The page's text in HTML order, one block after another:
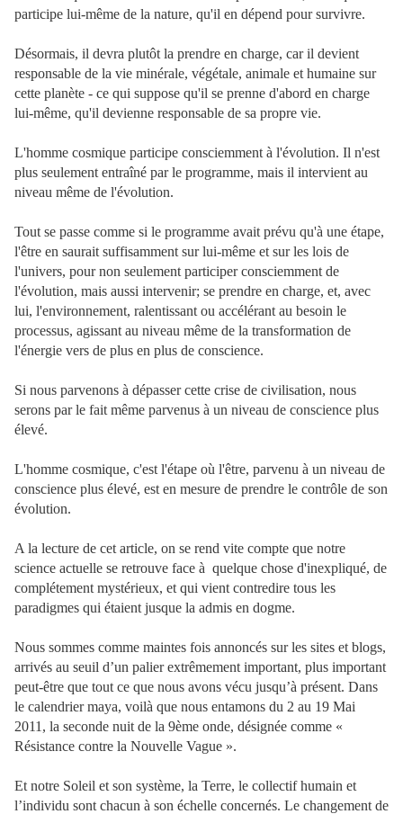
participe lui-même de la nature, qu'il en dépend pour survivre.
Désormais, il devra plutôt la prendre en charge, car il devient
responsable de la vie minérale, végétale, animale et humaine sur
cette planète - ce qui suppose qu'il se prenne d'abord en charge
lui-même, qu'il devienne responsable de sa propre vie.
L'homme cosmique participe consciemment à l'évolution. Il n'est
plus seulement entraîné par le programme, mais il intervient au
niveau même de l'évolution.
Tout se passe comme si le programme avait prévu qu'à une étape,
l'être en saurait suffisamment sur lui-même et sur les lois de
l'univers, pour non seulement participer consciemment de
l'évolution, mais aussi intervenir; se prendre en charge, et, avec
lui, l'environnement, ralentissant ou accélérant au besoin le
processus, agissant au niveau même de la transformation de
l'énergie vers de plus en plus de conscience.
Si nous parvenons à dépasser cette crise de civilisation, nous
serons par le fait même parvenus à un niveau de conscience plus
élevé.
L'homme cosmique, c'est l'étape où l'être, parvenu à un niveau de
conscience plus élevé, est en mesure de prendre le contrôle de son
évolution.
A la lecture de cet article, on se rend vite compte que notre
science actuelle se retrouve face à quelque chose d'inexpliqué, de
complétement mystérieux, et qui vient contredire tous les
paradigmes qui étaient jusque la admis en dogme.
Nous sommes comme maintes fois annoncés sur les sites et blogs,
arrivés au seuil d’un palier extrêmement important, plus important
peut-être que tout ce que nous avons vécu jusqu’à présent. Dans
le calendrier maya, voilà que nous entamons du 2 au 19 Mai
2011, la seconde nuit de la 9ème onde, désignée comme «
Résistance contre la Nouvelle Vague ».
Et notre Soleil et son système, la Terre, le collectif humain et
l’individu sont chacun à son échelle concernés. Le changement de